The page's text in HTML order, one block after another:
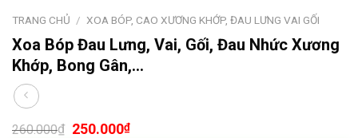
TRANG CHỦ / XOA BÓP, CAO XƯƠNG KHỚP, ĐAU LƯNG VAI GỐI
Xoa Bóp Đau Lưng, Vai, Gối, Đau Nhức Xương
Khớp, Bong Gân,…
260.000₫ 250.000₫